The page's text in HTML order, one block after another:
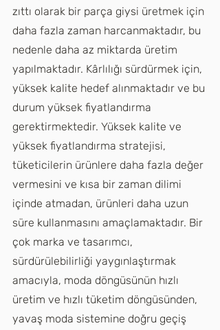
zıttı olarak bir parça giysi üretmek için
daha fazla zaman harcanmaktadır, bu
nedenle daha az miktarda üretim
yapılmaktadır. Kârlılığı sürdürmek için,
yüksek kalite hedef alınmaktadır ve bu
durum yüksek fiyatlandırma
gerektirmektedir. Yüksek kalite ve
yüksek fiyatlandırma stratejisi,
tüketicilerin ürünlere daha fazla değer
vermesini ve kısa bir zaman dilimi
içinde atmadan, ürünleri daha uzun
süre kullanmasını amaçlamaktadır. Bir
çok marka ve tasarımcı,
sürdürülebilirliği yaygınlaştırmak
amacıyla, moda döngüsünün hızlı
üretim ve hızlı tüketim döngüsünden,
yavaş moda sistemine doğru geçiş